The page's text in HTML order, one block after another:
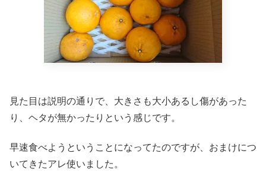
見た目は説明の通りで、大きさも大小あるし傷があった
り、ヘタが無かったりという感じです。
早速食べようということになってたのですが、おまけにつ
いてきたアレ使いました。